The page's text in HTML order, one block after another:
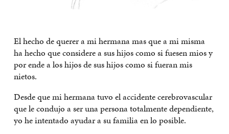
El hecho de querer a mi hermana mas que a mi misma
ha hecho que considere a sus hijos como si fuesen mios y
por ende a los hijos de sus hijos como si fueran mis
nietos.
Desde que mi hermana tuvo el accidente cerebrovascular
que le condujo a ser una persona totalmente dependiente,
yo he intentado ayudar a su familia en lo posible.